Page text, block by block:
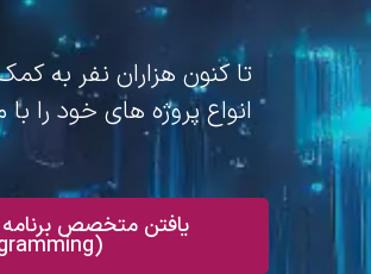
تا کنون هزاران نفر به
انواع پروژه های خود را